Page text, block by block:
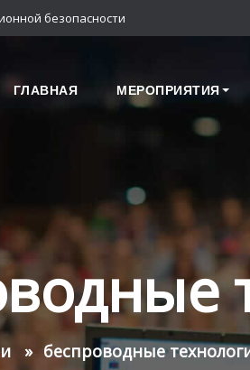
безопасности
ГЛАВНАЯ МЕРОПРИЯТИЯ
беспроводные